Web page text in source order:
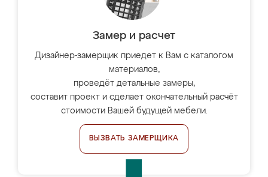
Замер и расчет
Дизайнер-замерщик приедет к Вам с каталогом
материалов,
проведёт детальные замеры,
составит проект и сделает окончательный расчёт
стоимости Вашей будущей мебели.
ВЫЗВАТЬ ЗАМЕРЩИКА